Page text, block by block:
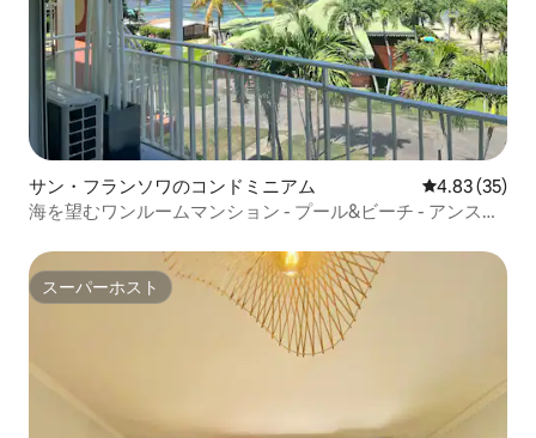
サン・フランソワのコンドミニアム レビュー35
4.83 (35)
海を望むワンルームマンション - プール&ビーチ - アンス・
スーパーホスト
スーパーホスト